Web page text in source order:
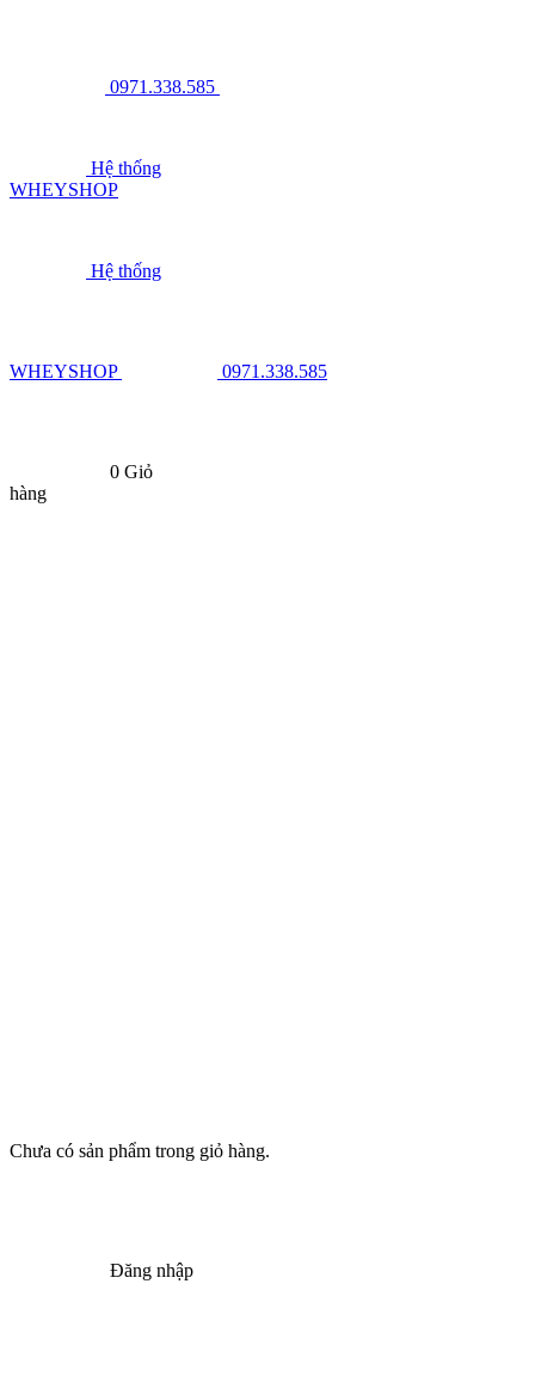
0971.338.585
Hệ thống
WHEYSHOP
Hệ thống
WHEYSHOP 0971.338.585
0 Giỏ
hàng
Chưa có sản phẩm trong giỏ hàng.
Đăng nhập